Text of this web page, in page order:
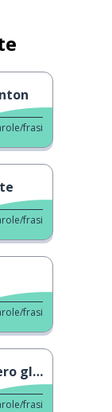
frasi
frasi
frasi
sport
frasi